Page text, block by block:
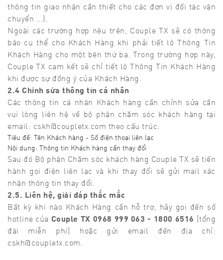
thông tin giao nhận cần thiết cho các đơn vị đối tác vận
chuyển ...).
Ngoài các trường hợp nêu trên, Couple TX sẽ có thông
báo cụ thể cho Khách Hàng khi phải tiết lộ Thông Tin
Khách Hàng cho một bên thứ ba. Trong trường hợp này,
Couple TX cam kết sẽ chỉ tiết lộ Thông Tin Khách Hàng
khi được sự đồng ý của Khách Hàng.
2.4 Chỉnh sửa thông tin cá nhân
Các thông tin cá nhân Khách hàng cần chỉnh sửa cần
vui lòng liên hệ về bộ phận chăm sóc khách hàng tại
email: cskh@coupletx.com theo cấu trúc:
Tiêu đề: Tên Khách hàng - Số điện thoại liên lạc
Nội dung: Thông tin Khách hàng cần thay đổi
Sau đó Bộ phận Chăm sóc khách hàng Couple TX sẽ tiến
hành gọi điện liên lạc và khi thay đổi sẽ gửi mail xác
nhận thông tin thay đổi.
2.5. Liên hệ, giải đáp thắc mắc
Bất kỳ khi nào Khách Hàng cần hỗ trợ, hãy gọi đến số
hotline của Couple TX 0968 999 063 - 1800 6516 (tổng
đài miễn phí) hoặc gửi email đến địa chỉ:
cskh@coupletx.com.